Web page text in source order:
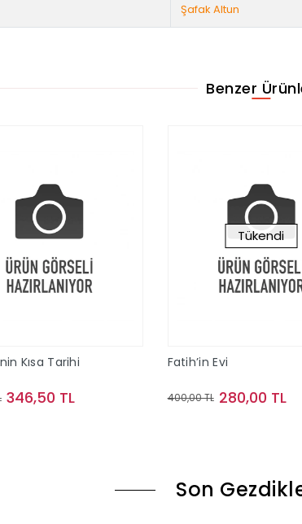
Şafak Altun
Benzer
Kısa Tarihi
346,50 TL
Tükendi
Fatih’in Evi
400,00 TL 280,00 TL
Son